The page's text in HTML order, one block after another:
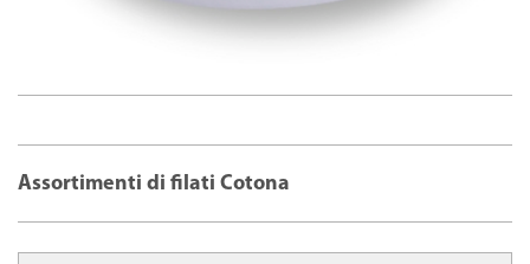
Assortimenti di filati Cotona